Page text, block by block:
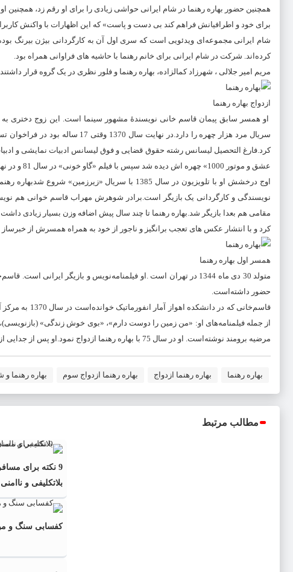
برای خود و اطرافیانش فراهم کند بی دست و پاست» که این اظهارات با واکنش
شام ایرانی مجموعه‌ای ویدئویی است که سری اول آن به کارگردانی بیژن بیرنگ
کرده‌اند. شرکت در شام ایرانی برای خانم رهنما با حاشیه های فراوانی همراه بود.
مریم امیر جلالی ، شهرزاد کمالزاده، بهاره رهنما و فلور نظری در یک گروه قرار
ازدواج بهاره رهنما
او همسر سابق پیمان قاسم خانی نویسندهٔ مشهور سینما است. این زوج دختری به
سریال مرد هزار چهره را دارد.در
عشق و موتور 1000» چهره اش دیده شد سپس با فیلم «گاو خونی» در سال 81 و در نهایت با فیلم «چارچنگولی» سال 1387 مشهور شد.
اوج درخشش او با تلویزیون در سال 1385 با سریال
نویسندگی و کارگردانی یک بازیگر است.برادر شوهرش مهراب قاسم خوانی هم
مقامی هم بعدا بازیگر شد.بهاره رهنما تا چند سال پیش اضافه وزن بسیار زیادی
کرد و با انتشار عکس های تعجب برانگیز و ناجور از خود به همراه همسرش از
همسر اول بهاره رهنما
متولد 30 دی ماه 1344 در تهران است .او فیلمنامه‌نویس و بازیگر
حضور داشته‌است.
قاسم‌خانی که
از جمله فیلمنامه‌های او: «من زمین را دوست دارم»، «بوی خوش زندگی»
مرضیه برومند نوشته‌است. او در سال 75 با بهاره رهنما ازدواج نمود.او پس از جدایی از قاسم خانی در شهریور ۱۳۹۶ با امیر خسرو عباسی ازدواج کرد
بهاره رهنما بهاره رهنما ازدواج بهاره رهنما ازدواج سوم بهاره رهنما
مطالب مرتبط
9 نکته برای
بلاتکلیفی و ناامنی
کفسابی سنگ و